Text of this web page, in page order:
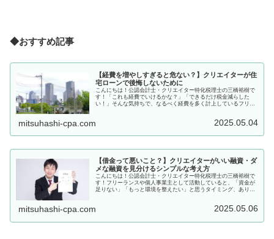
◆おすすめ記事
【経費を増やしすぎると危ない？】クリエイターが住
宅ローンで後悔しないために
こんにちは！公認会計士・クリエイター特化税理士の三橋裕樹で
す！「これも経費でいけるかな？」「できるだけ税金減らした
い！」そんな気持ちで、なるべく経費を多く計上しているフリー
mitsuhashi-cpa.com 2025.05.04
【借金って悪いこと？】クリエイターがいい融資・ダ
メな融資を見分けるシンプルな考え方
こんにちは！公認会計士・クリエイター特化税理士の三橋裕樹で
す！フリーランスや個人事業主として活動していると、「資金が
足りない」「もっと環境を整えたい」と思うタイミング、ありま
mitsuhashi-cpa.com 2025.05.06